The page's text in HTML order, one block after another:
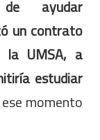
ayudar
un contrato
la UMSA, a
estudiar
ese momento